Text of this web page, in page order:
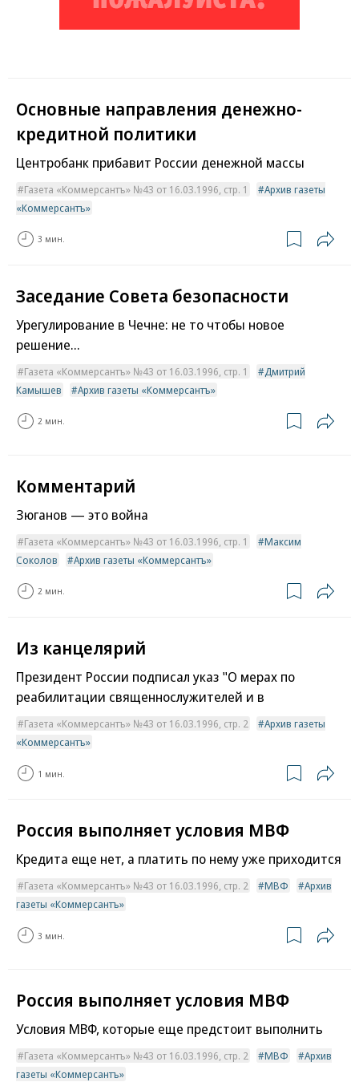
Основные направления денежно-
кредитной политики
Центробанк прибавит России денежной массы
Газета «Коммерсантъ» №43 от 16.03.1996, стр. 1
Архив газеты
«Коммерсантъ»
3 мин.
Заседание Совета безопасности
Урегулирование в Чечне: не то чтобы новое
решение...
Газета «Коммерсантъ» №43 от 16.03.1996, стр. 1
Дмитрий
Камышев
Архив газеты «Коммерсантъ»
2 мин.
Комментарий
Зюганов — это война
Газета «Коммерсантъ» №43 от 16.03.1996, стр. 1
Максим
Соколов
Архив газеты «Коммерсантъ»
2 мин.
Из канцелярий
Президент России подписал указ "О мерах по
реабилитации священнослужителей и в
Газета «Коммерсантъ» №43 от 16.03.1996, стр. 2
Архив газеты
«Коммерсантъ»
1 мин.
Россия выполняет условия МВФ
Кредита еще нет, а платить по нему уже приходится
Газета «Коммерсантъ» №43 от 16.03.1996, стр. 2 МВФ
Архив
газеты «Коммерсантъ»
3 мин.
Россия выполняет условия МВФ
Условия МВФ, которые еще предстоит выполнить
Газета «Коммерсантъ» №43 от 16.03.1996, стр. 2 МВФ
Архив
газеты «Коммерсантъ»